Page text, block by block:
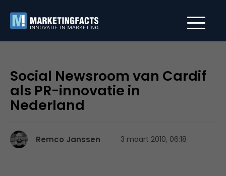
Social Newsroom van Cardif
als PR-innovatie in
Nederland
Remco Janssen 3 maart 2010, 06:18